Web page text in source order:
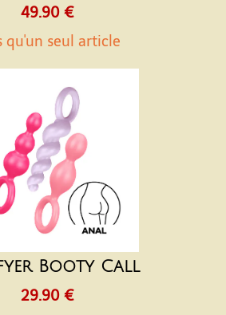
49.90 €
qu'un seul article
Booty Call
29.90 €